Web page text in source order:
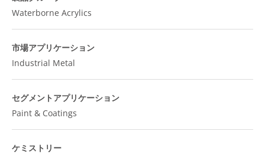
Waterborne Acrylics
市場アプリケーション
Industrial Metal
セグメントアプリケーション
Paint & Coatings
ケミストリー